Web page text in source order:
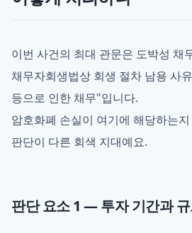
이번 사건의 최대 관문은 도박성 채
채무자회생법상 회생 절차 남용 사
등으로 인한 채무"입니다.
암호화폐 손실이 여기에 해당하는
판단이 다른 회색 지대예요.
판단 요소 1 — 투자 기간과